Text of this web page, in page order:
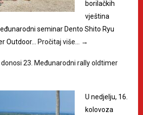
borilačkih
vještina
seminar Dento Shito Ryu
Outdoor…
Pročitaj više… →
donosi 23. Međunarodni rally oldtimer
U nedjelju, 16.
kolovoza